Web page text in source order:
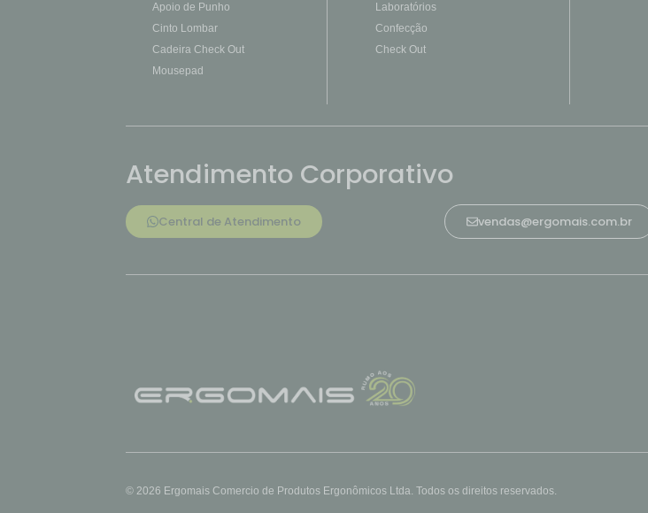
Apoio de Punho
Cinto Lombar
Cadeira Check Out
Mousepad
Laboratórios
Confecção
Check Out
Atendimento Corporativo
Central de Atendimento vendas@ergomais.com.br
© 2026 Ergomais Comercio de Produtos Ergonômicos Ltda. Todos os direitos reservados.